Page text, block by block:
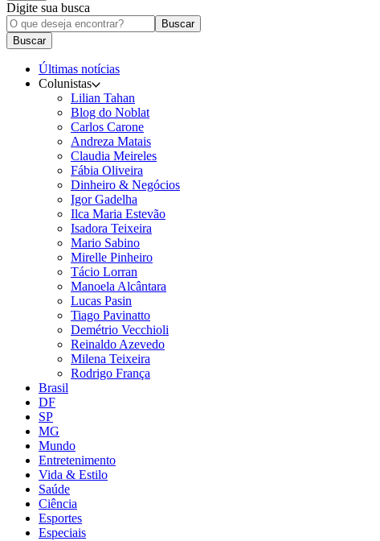
Digite sua busca
Buscar
Buscar
Últimas notícias
Colunistas
Lilian Tahan
Blog do Noblat
Carlos Carone
Andreza Matais
Claudia Meireles
Fábia Oliveira
Dinheiro & Negócios
Igor Gadelha
Ilca Maria Estevão
Isadora Teixeira
Mario Sabino
Mirelle Pinheiro
Tácio Lorran
Manoela Alcântara
Lucas Pasin
Tiago Pavinatto
Demétrio Vecchioli
Reinaldo Azevedo
Milena Teixeira
Rodrigo França
Brasil
DF
SP
MG
Mundo
Entretenimento
Vida & Estilo
Saúde
Ciência
Esportes
Especiais